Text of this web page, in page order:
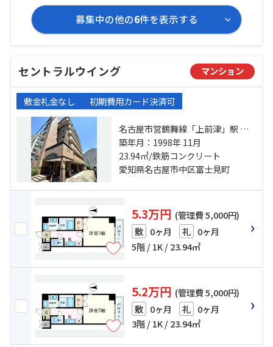
募集中の他の6件を表示する
セントラルウイング マンション
敷金礼金なし 初期費用カード決済可
名古屋市営鶴舞線「上前津」駅 徒
歩5分 名古屋市営名城線「東別院」
駅 徒歩7分 名古屋市営鶴舞線「鶴
舞」駅 徒歩10分
築年月：1998年 11月
23.94㎡/鉄筋コンクリート
愛知県名古屋市中区富士見町
5.3万円 (管理費 5,000円)
敷 0ヶ月 礼 0ヶ月
5階 / 1K / 23.94㎡
5.2万円 (管理費 5,000円)
敷 0ヶ月 礼 0ヶ月
3階 / 1K / 23.94㎡